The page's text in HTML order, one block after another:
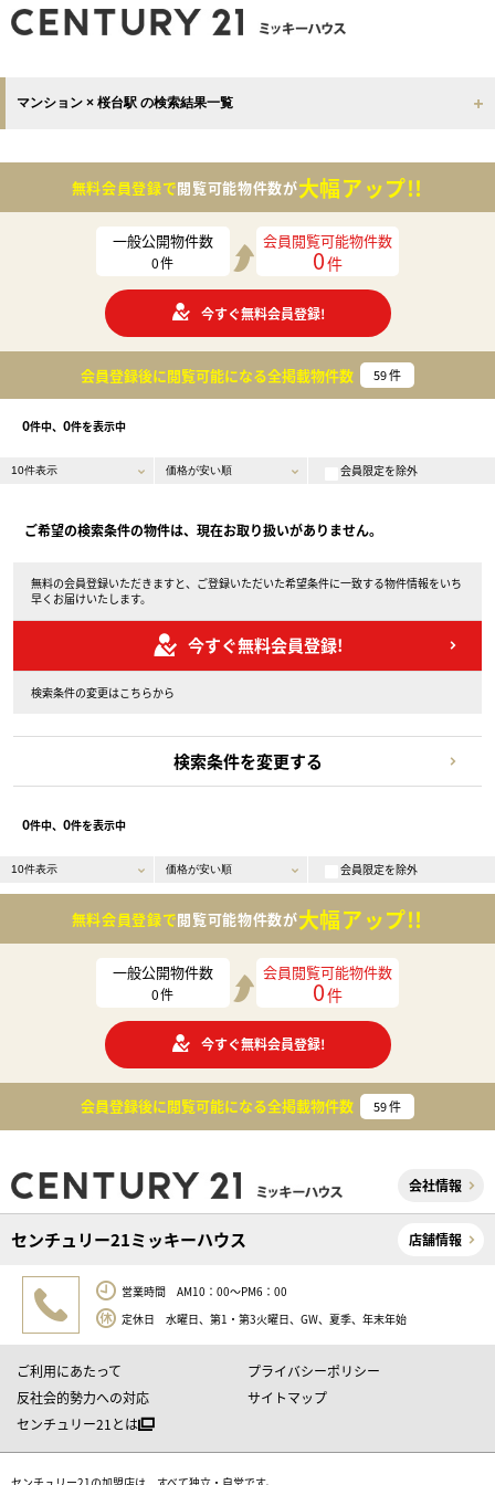
マンション × 桜台駅 の検索結果一覧
無料会員登録で閲覧可能物件数が大幅アップ!!
一般公開物件数
0件
会員閲覧可能物件数
0件
今すぐ無料会員登録!
会員登録後に閲覧可能になる全掲載物件数 59件
0件中、 0件を表示中
会員限定を除外
ご希望の検索条件の物件は、現在お取り扱いがありません。
無料の会員登録いただきますと、ご登録いただいた希望条件に一致する物件情報をいち
早くお届けいたします。
今すぐ無料会員登録!
検索条件の変更はこちらから
検索条件を変更する
0件中、 0件を表示中
会員限定を除外
無料会員登録で閲覧可能物件数が大幅アップ!!
一般公開物件数
0件
会員閲覧可能物件数
0件
今すぐ無料会員登録!
会員登録後に閲覧可能になる全掲載物件数 59件
会社情報
センチュリー21ミッキーハウス 店舗情報
営業時間 AM10：00～PM6：00
定休日 水曜日、第1・第3火曜日、GW、夏季、年末年始
ご利用にあたって
プライバシーポリシー
反社会的勢力への対応
サイトマップ
センチュリー21とは